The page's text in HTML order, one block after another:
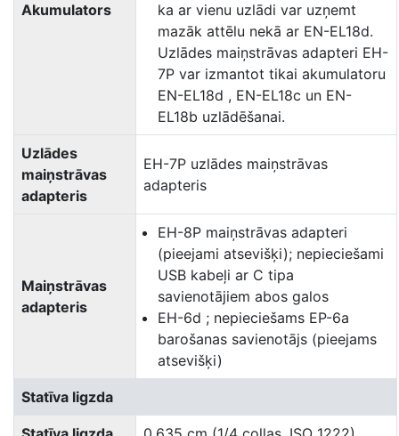
Akumulators
ka ar vienu uzlādi var uzņemt
mazāk attēlu nekā ar EN-EL18d.
Uzlādes maiņstrāvas adapteri EH-
7P var izmantot tikai akumulatoru
EN-EL18d , EN-EL18c un EN-
EL18b uzlādēšanai.
Uzlādes
maiņstrāvas
adapteris
EH-7P uzlādes maiņstrāvas
adapteris
Maiņstrāvas
adapteris
EH-8P maiņstrāvas adapteri
(pieejami atsevišķi); nepieciešami
USB kabeļi ar C tipa
savienotājiem abos galos
EH-6d ; nepieciešams EP-6a
barošanas savienotājs (pieejams
atsevišķi)
Statīva ligzda